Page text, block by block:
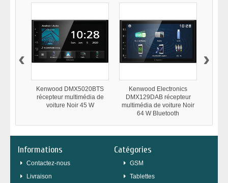
Kenwood DMX5020BTS
récepteur multimédia de
voiture Noir 45 W
Kenwood Electronics
DMX129DAB récepteur
multimédia de voiture Noir
64 W Bluetooth
‹ ›
Informations
Contactez-nous
Livraison
Catégories
GSM
Tablettes